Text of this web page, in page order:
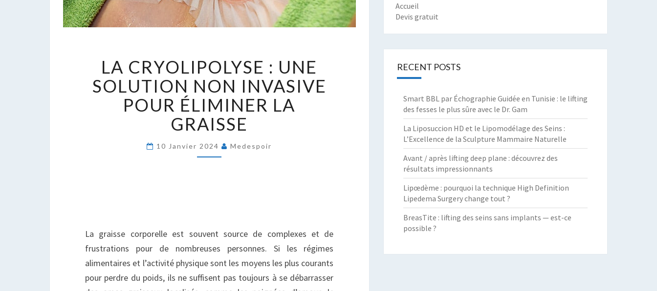
CRYOLIPOLYSE
:
UNE
SOLUTION
NON
INVASIVE
ÉLIMINER
LA CRYOLIPOLYSE : UNE
SOLUTION NON INVASIVE
POUR ÉLIMINER LA
GRAISSE
10 Janvier 2024 Medespoir
La graisse corporelle est souvent source de complexes et de
frustrations pour de nombreuses personnes. Si les régimes
alimentaires et l’activité physique sont les moyens les plus courants
pour perdre du poids, ils ne suffisent pas toujours à se débarrasser
Accueil
Devis gratuit
RECENT POSTS
Smart BBL par Échographie Guidée en Tunisie : le lifting
des fesses le plus sûre avec le Dr. Gam
La Liposuccion HD et le Lipomodélage des Seins :
L’Excellence de la Sculpture Mammaire Naturelle
Avant / après lifting deep plane : découvrez des
résultats impressionnants
Lipœdème : pourquoi la technique High Definition
Lipedema Surgery change tout ?
BreasTite : lifting des seins sans implants — est-ce
possible ?